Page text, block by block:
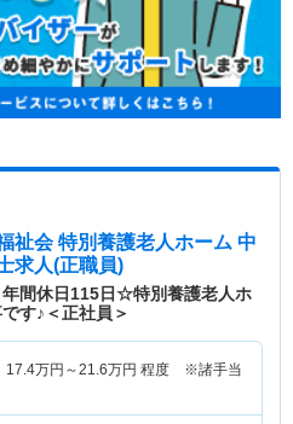
祉会 特別養護老人ホーム 中
求人(正職員)
年間休日115日☆特別養護老人ホ
す♪＜正社員＞
17.4万円～21.6万円 程度 ※諸手当